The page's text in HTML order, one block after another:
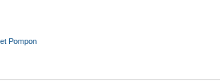
Pompon